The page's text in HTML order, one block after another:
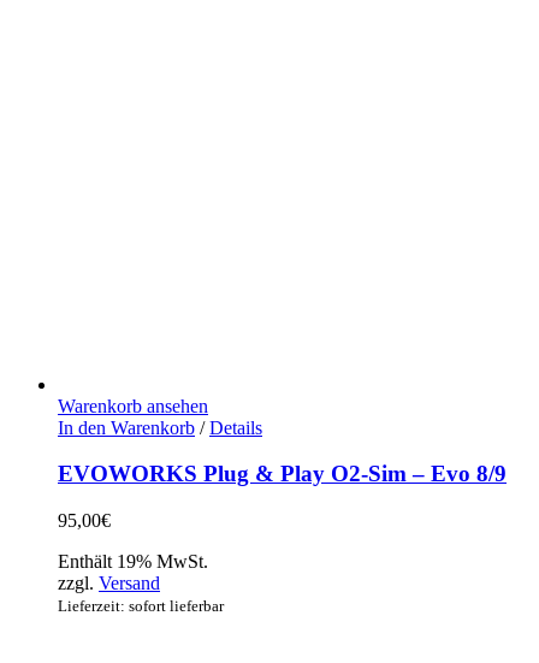
Warenkorb ansehen
In den Warenkorb / Details
EVOWORKS Plug & Play O2-Sim – Evo 8/9
95,00€
Enthält 19% MwSt.
zzgl. Versand
Lieferzeit: sofort lieferbar